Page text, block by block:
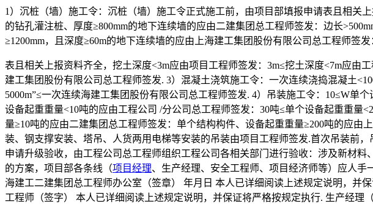
1）沉桩（墙）施工令：沉桩（墙）施工令正式施工前，由项目部填报申请表且相关
的钻孔灌注桩、厚度≥800mm的地下连续墙的应由二建集团总工程师签发：边长
≥1200mm，且深度≥60m的地下连续墙的应由上海建工集团股份有限公司总工程师签
表且相关上报资料齐全，挖土深度<3m应由项目工程师签发：3m≤挖土深度<7m应由
建工集团股份有限公司总工程师签发. 3）混凝土浇筑施工令：一次连续浇捣混凝土
5000m”≤一次连续海建工集团股份有限公司总工程师签发. 4）吊装施工令：10≤W单
设备起重重量<10吨的应由工程公司 /分公司总工程师签发：30吨≤单个设备起重重
量≥10吨的应由二建集团总工程师签发：单个结构构件、设备起重重量≥200吨的应
装、钢支撑安装、塔吊、人货两用电梯等安装的吊装由项目工程师签发.首次吊装前
申请升级验收，由工程公司总工程师组织工程公司各相关部门进行验收：涉及新材
的方案，项目部各条线（项目经理、生产经理、安全工程师、项目经济师等）应人手
海建工二建集团总工程师办公室（签章） 年月日 本人已详细阅读上述规定说明，并
工程师（签字） 本人已详细阅读上述规定说明，并保证将严格按规定执行. 生产经